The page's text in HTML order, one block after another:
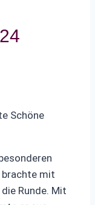
Schöne
brachte mit
Runde. Mit